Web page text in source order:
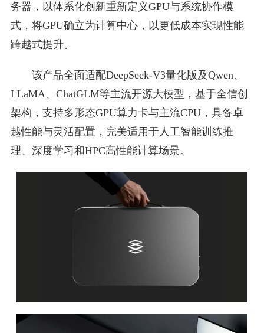
务器，以体系化创新重新定义GPU与系统协作模
式，将GPU确立为计算中心，以更低成本实现性能
跨越式提升。
该产品全面适配DeepSeek-V3量化版及Qwen、
LLaMA、ChatGLM等主流开源大模型，基于全信创
架构，支持多形态GPU算力卡与主流CPU，具备卓
越性能与灵活配置，完美适用于人工智能训练推
理、深度学习和HPC高性能计算场景。